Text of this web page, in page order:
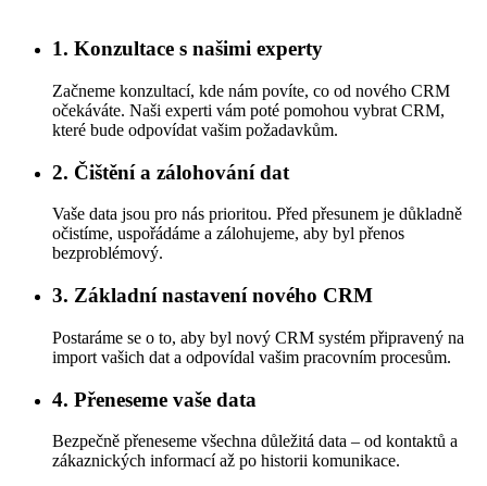
1. Konzultace s našimi experty
Začneme konzultací, kde nám povíte, co od nového CRM
očekáváte. Naši experti vám poté pomohou vybrat CRM,
které bude odpovídat vašim požadavkům.
2. Čištění a zálohování dat
Vaše data jsou pro nás prioritou. Před přesunem je důkladně
očistíme, uspořádáme a zálohujeme, aby byl přenos
bezproblémový.
3. Základní nastavení nového CRM
Postaráme se o to, aby byl nový CRM systém připravený na
import vašich dat a odpovídal vašim pracovním procesům.
4. Přeneseme vaše data
Bezpečně přeneseme všechna důležitá data – od kontaktů a
zákaznických informací až po historii komunikace.